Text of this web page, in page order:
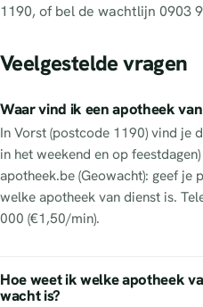
1190, of bel de wachtlijn 0903
Veelgestelde vragen
Waar vind ik een apotheek
In Vorst (postcode 1190) vind je
in het weekend en op
apotheek.be (Geowacht): geef je
welke apotheek van dienst is.
000 (€1,50/min).
Hoe weet ik welke apotheek
wacht is?